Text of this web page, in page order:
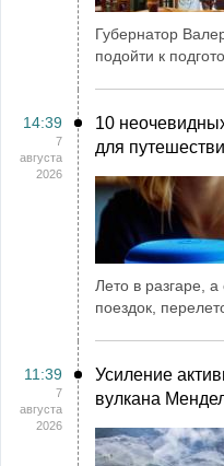
Губернатор
подойти к
14:39
7
августа
2026
10
для
Лето в разгаре,
поездок,
11:39
7
августа
2026
Усиление
вулкана